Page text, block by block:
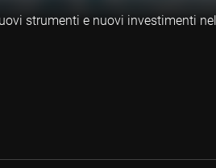
strumenti e nuovi investimenti